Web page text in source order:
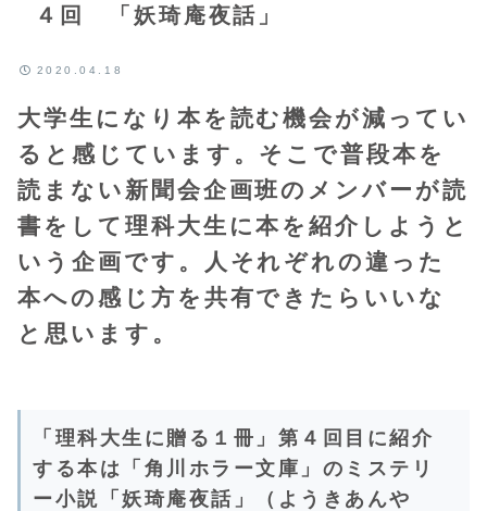
４回 「妖琦庵夜話」
2020.04.18
大学生になり本を読む機会が減ってい
ると感じています。そこで普段本を
読まない新聞会企画班のメンバーが読
書をして理科大生に本を紹介しようと
いう企画です。人それぞれの違った
本への感じ方を共有できたらいいな
と思います。
「理科大生に贈る１冊」第４回目に紹介
する本は「角川ホラー文庫」のミステリ
ー小説「妖琦庵夜話」（ようきあんや